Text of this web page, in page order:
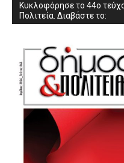
Κυκλοφόρησε το 44ο
Πολιτεία. Διαβάστε το: